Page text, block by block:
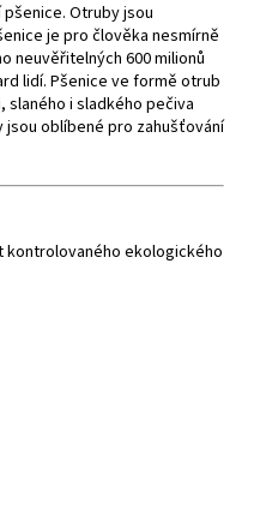
Otruby jsou
je pro člověka nesmírně
neuvěřitelných 600 milionů
lidí. Pšenice ve formě otrub
slaného i sladkého pečiva
jsou oblíbené pro zahušťování
ekologického